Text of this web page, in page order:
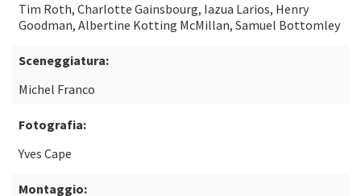
Tim Roth, Charlotte Gainsbourg, Iazua Larios, Henry
Goodman, Albertine Kotting McMillan, Samuel Bottomley
Sceneggiatura:
Michel Franco
Fotografia:
Yves Cape
Montaggio: